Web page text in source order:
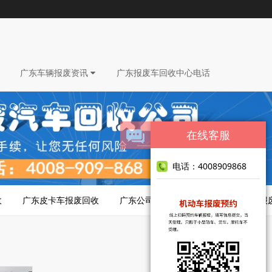
广东车辆报废资讯 广东报废车回收中心电话
广东皮卡车报废回收 广东公司车报废回收 广东脱审车报
在线客服
电话：4008909868